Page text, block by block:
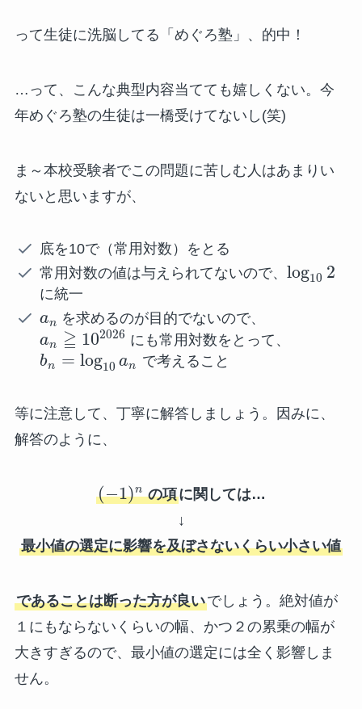
って生徒に洗脳してる「めぐろ塾」、的中！
…って、こんな典型内容当てても嬉しくない。今
年めぐろ塾の生徒は一橋受けてないし(笑)
ま～本校受験者でこの問題に苦しむ人はあまりい
ないと思いますが、
底を10で（常用対数）をとる
常用対数の値は与えられてないので、 log10 2
に統一
an を求めるのが目的でないので、
an ≧ 102026 にも常用対数をとって、
bn = log10 an で考えること
等に注意して、丁寧に解答しましょう。因みに、
解答のように、
(−1)nの項に関しては…
↓
最小値の選定に影響を及ぼさないくらい小さい値
であることは断った方が良いでしょう。絶対値が
１にもならないくらいの幅、かつ２の累乗の幅が
大きすぎるので、最小値の選定には全く影響しま
せん。